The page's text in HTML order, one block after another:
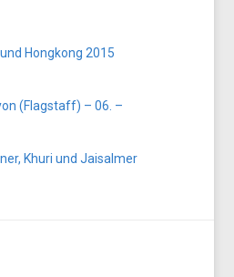
Hongkong 2015
(Flagstaff) – 06. –
Khuri und Jaisalmer